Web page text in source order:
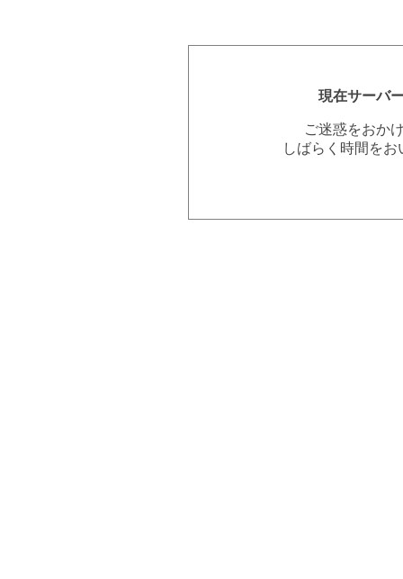
現在サーバ
ご迷惑をおか
しばらく時間を